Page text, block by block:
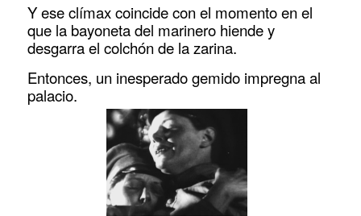
Y ese clímax coincide con el momento en el
que la bayoneta del marinero hiende y
desgarra el colchón de la zarina.
Entonces, un inesperado gemido impregna al
palacio.